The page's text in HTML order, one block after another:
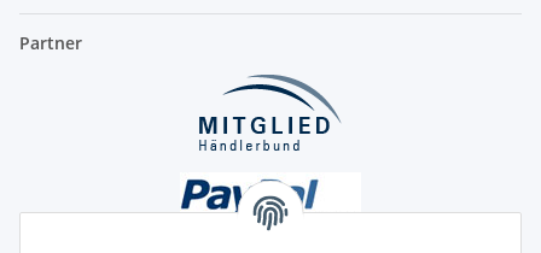
Partner